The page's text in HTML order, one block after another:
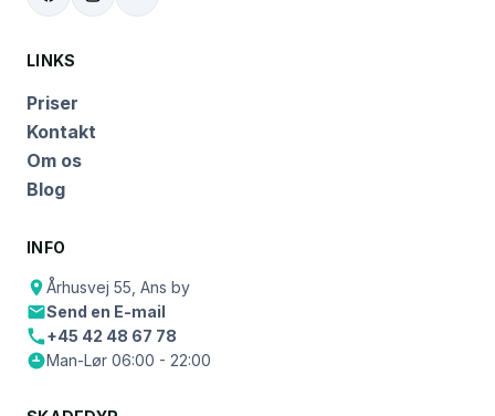
LINKS
Priser
Kontakt
Om os
Blog
INFO
Århusvej 55, Ans by
Send en E-mail
+45 42 48 67 78
Man-Lør 06:00 - 22:00